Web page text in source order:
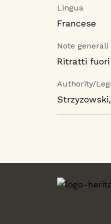
Lingua
Francese
Note generali
Ritratti
Authority/